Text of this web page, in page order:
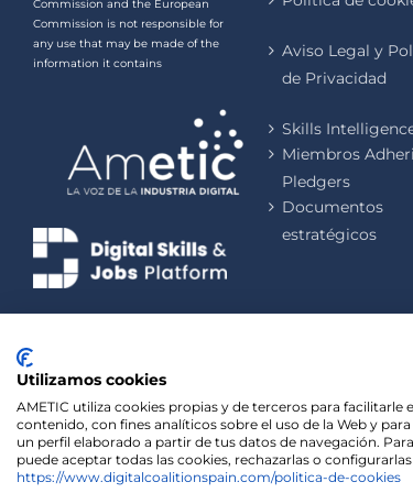
Commission and the European
Commission is not responsible for
any use that may be made of the
information it contains
Aviso Legal y
de Privacidad
Skills
Miembros
Pledgers
Documentos
estratégicos
We use cookies on our website to give you
visits. By clicking “Accept”, you consent to the
Utilizamos cookies
AMETIC utiliza cookies propias y de terceros para
contenido, con fines analíticos sobre el uso de la Web y
un perfil elaborado a partir de tus datos de navegación.
puede aceptar todas las cookies, rechazarlas o
https://www.digitalcoalitionspain.com/politica-de-cookies